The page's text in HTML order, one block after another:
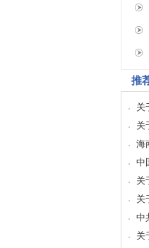
推
关
关
海
中
关
关
中
关